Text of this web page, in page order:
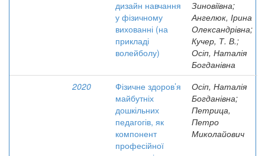
дизайн навчання
у фізичному
вихованні (на
прикладі
волейболу)
Зиновіївна;
Ангелюк, Ірина
Олександрівна;
Кучер, Т. В.;
Осіп, Наталія
Богданівна
2020
Фізичне здоров’я
майбутніх
дошкільних
педагогів, як
компонент
професійної
Осіп, Наталія
Богданівна;
Петрица,
Петро
Миколайович